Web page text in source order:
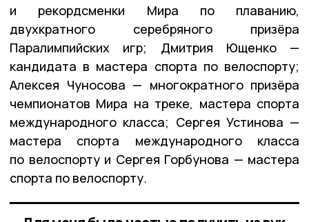
и рекордсменки Мира по плаванию,
двухкратного серебряного призёра
Паралимпийских игр; Дмитрия Ющенко —
кандидата в мастера спорта по велоспорту;
Алексея Чуносова — многократного призёра
чемпионатов Мира на треке, мастера спорта
международного класса; Сергея Устинова —
мастера спорта международного класса
по велоспорту и Сергея Горбунова — мастера
спорта по велоспорту.